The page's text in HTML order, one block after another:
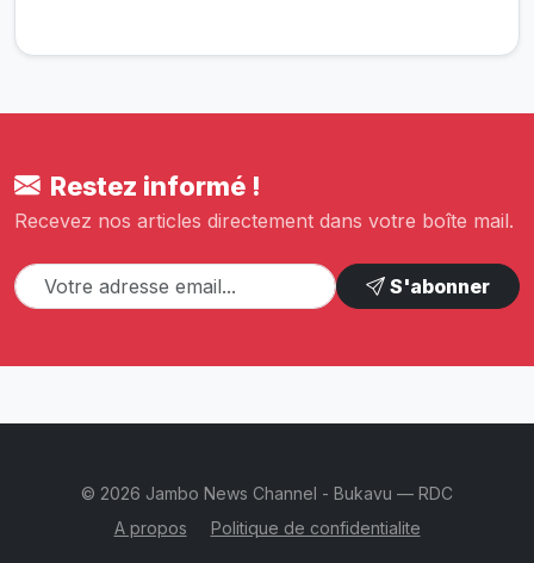
Restez informé !
Recevez nos articles directement dans votre boîte mail.
S'abonner
© 2026 Jambo News Channel - Bukavu — RDC
A propos
Politique de confidentialite